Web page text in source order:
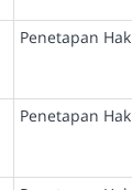
Penetapan Hak
Penetapan Hak